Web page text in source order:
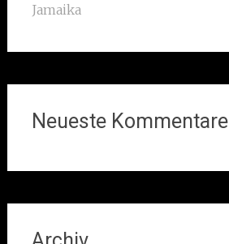
Jamaika
Neueste Kommentare